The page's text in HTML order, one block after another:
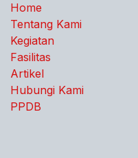
Home
Tentang Kami
Kegiatan
Fasilitas
Artikel
Hubungi Kami
PPDB